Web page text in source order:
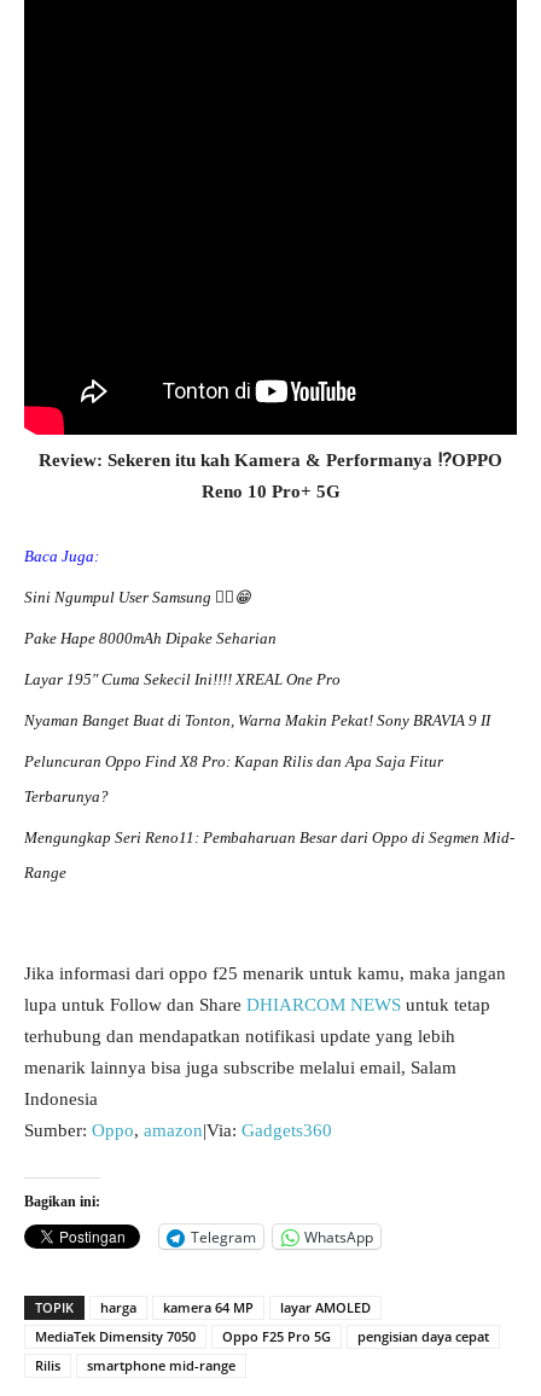
Review: Sekeren itu kah Kamera & Performanya ⁉️OPPO
Reno 10 Pro+ 5G
Baca Juga:
Sini Ngumpul User Samsung ☝🏻😁
Pake Hape 8000mAh Dipake Seharian
Layar 195″ Cuma Sekecil Ini!!!! XREAL One Pro
Nyaman Banget Buat di Tonton, Warna Makin Pekat! Sony BRAVIA 9 II
Peluncuran Oppo Find X8 Pro: Kapan Rilis dan Apa Saja Fitur
Terbarunya?
Mengungkap Seri Reno11: Pembaharuan Besar dari Oppo di Segmen Mid-
Range
Jika informasi dari oppo f25 menarik untuk kamu, maka jangan
lupa untuk Follow dan Share DHIARCOM NEWS untuk tetap
terhubung dan mendapatkan notifikasi update yang lebih
menarik lainnya bisa juga subscribe melalui email, Salam
Indonesia
Sumber: Oppo, amazon|Via: Gadgets360
Bagikan ini:
Telegram WhatsApp
TOPIK harga kamera 64 MP
layar AMOLED
MediaTek Dimensity 7050
Oppo F25 Pro 5G
pengisian daya cepat
Rilis
smartphone mid-range